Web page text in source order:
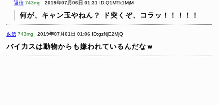
返信 743mg 2019年07月06日 01:31 ID:Q1MTk1MjM
何が、キャン玉やねん？ ド突くぞ、コラッ！！！！！
返信 743mg 2019年07月01日 01:06 ID:gzNjE2MjQ
バイ力スは動物からも嫌われているんだなｗ